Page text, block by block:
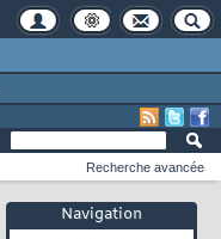
Navigation
Recherche avancée